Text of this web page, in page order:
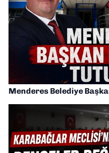
Menderes Belediye